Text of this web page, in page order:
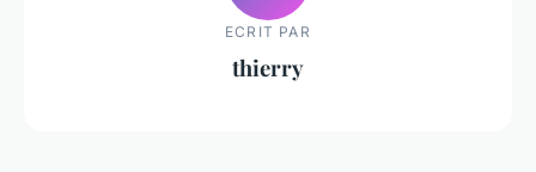
ECRIT PAR
thierry